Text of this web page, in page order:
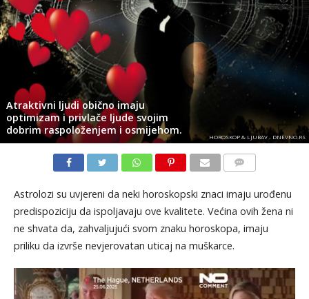
Atraktivni ljudi obično imaju
optimizam i privlače ljude svojim
dobrim raspoloženjem i osmijehom.
HOROSKOP & LJUBAV - DNEVNO.RS
Astrolozi su uvjereni da neki horoskopski znaci imaju urođenu
predispoziciju da ispoljavaju ove kvalitete. Većina ovih žena ni
ne shvata da, zahvaljujući svom znaku horoskopa, imaju
priliku da izvrše nevjerovatan uticaj na muškarce.